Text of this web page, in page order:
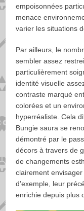
empoisonnées
menace
varier les situations
Par ailleurs, le
sembler assez
particulièrement
identité visuelle
contraste marqué
colorées et un
hyperréaliste. Cela
Bungie saura se
démontré par le
décors à travers de
de changements
clairement
d’exemple, leur
enrichie depuis plus